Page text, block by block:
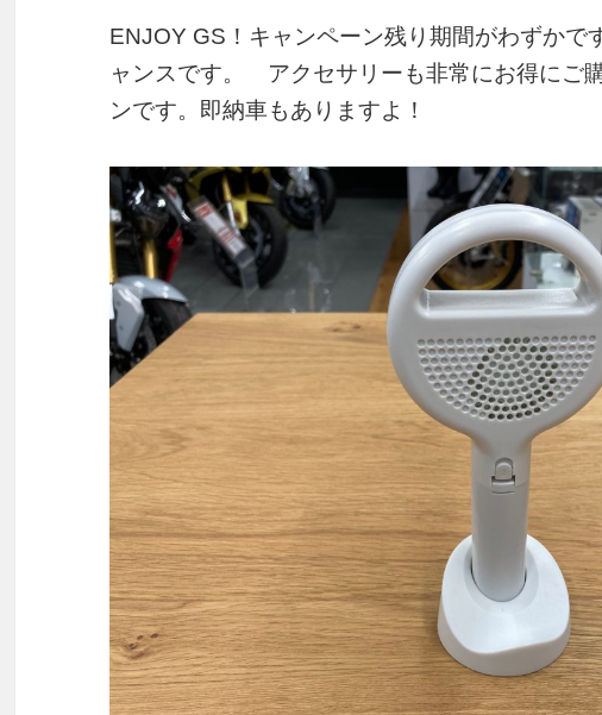
ENJOY GS！キャンペーン残り期間がわずか
ャンスです。 アクセサリーも非常にお得にご
ンです。即納車もありますよ！